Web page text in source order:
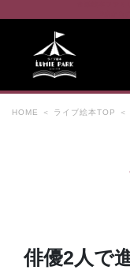
HOME ＜ ライブ絵本TOP ＜
俳優2人で